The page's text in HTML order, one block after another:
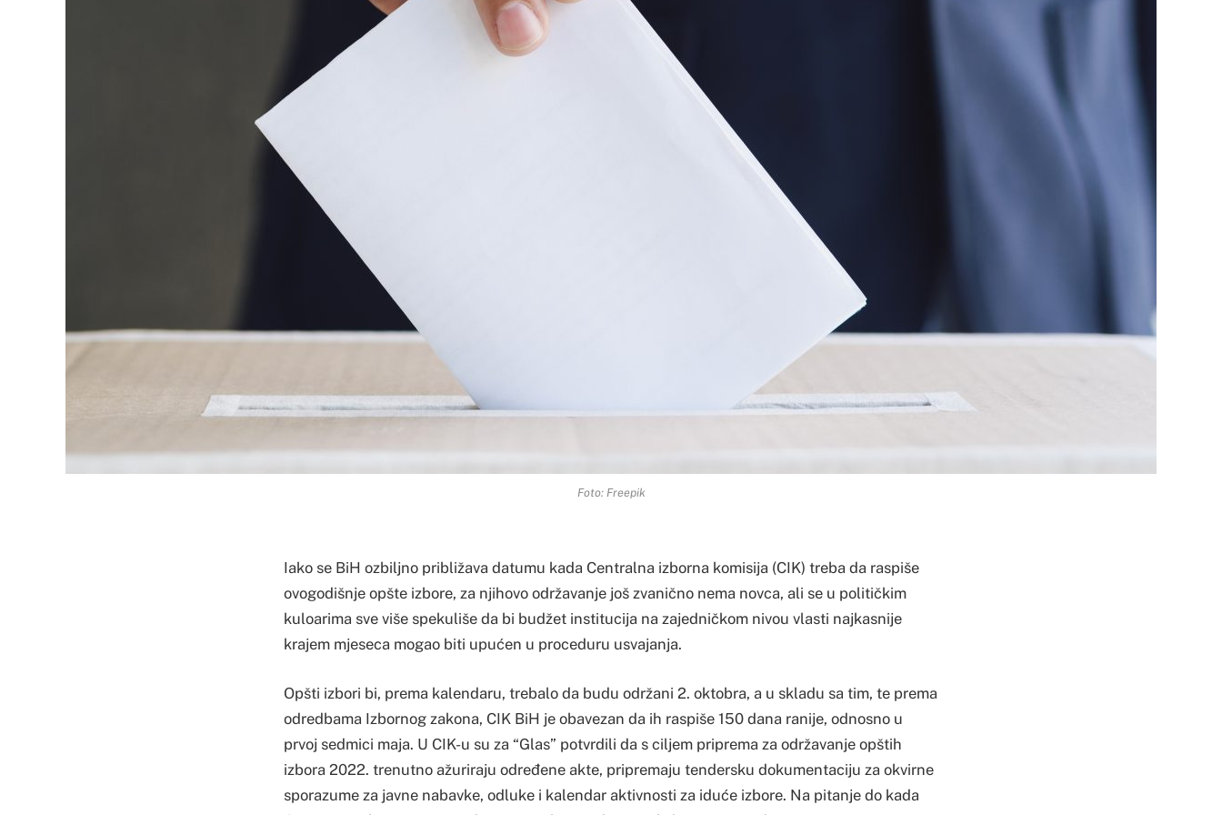
Foto: Freepik
Iako se BiH ozbiljno približava datumu kada Centralna izborna komisija (CIK) treba da raspiše
ovogodišnje opšte izbore, za njihovo održavanje još zvanično nema novca, ali se u političkim
kuloarima sve više spekuliše da bi budžet institucija na zajedničkom nivou vlasti najkasnije
krajem mjeseca mogao biti upućen u proceduru usvajanja.
Opšti izbori bi, prema kalendaru, trebalo da budu održani 2. oktobra, a u skladu sa tim, te prema
odredbama Izbornog zakona, CIK BiH je obavezan da ih raspiše 150 dana ranije, odnosno u
prvoj sedmici maja. U CIK-u su za “Glas” potvrdili da s ciljem priprema za održavanje opštih
izbora 2022. trenutno ažuriraju određene akte, pripremaju tendersku dokumentaciju za okvirne
sporazume za javne nabavke, odluke i kalendar aktivnosti za iduće izbore. Na pitanje do kada